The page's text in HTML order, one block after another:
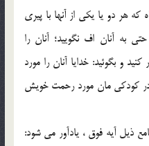
كه هر دو یا یكى از آنها با پیرى
به آنان اف نگویید؛ آنان را
كنید و بگوئید: خدایا آنان را مورد
در كودكى مان مورد رحمت خویش
ذیل آیه فوق ، یادآور مى شود: